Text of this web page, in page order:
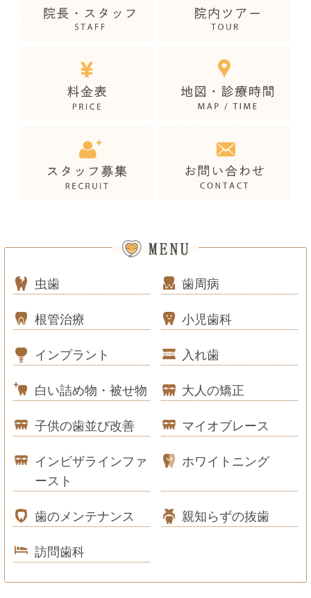
虫歯 歯周病
根管治療 小児歯科
インプラント 入れ歯
白い詰め物・被せ物 大人の矯正
子供の歯並び改善 マイオブレース
インビザラインファ
ースト
ホワイトニング
歯のメンテナンス 親知らずの抜歯
訪問歯科